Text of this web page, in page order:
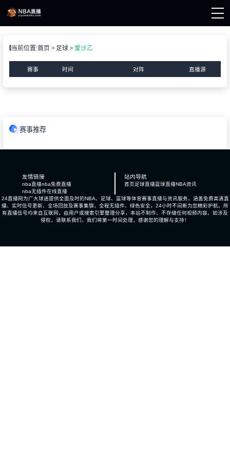
播
讯
当前位置:首页 足球 爱沙乙
赛事 时间 对阵 直播源
赛事推荐
友情链接
nba直播nba免费直播
nba无插件在线直播
站内导航
首页足球直播篮球直播NBA资讯
24直播网为广大球迷提供全面及时的NBA、足球、篮球等体育赛事直播与资讯服务，涵盖免费高清直
播、实时信号更新、全场回放及赛事集锦，全程无插件、绿色安全，24小时不间断为您精彩护航。所
有直播信号均来自互联网，由用户或搜索引擎整理分享，本站不制作、不存储任何视频内容。如涉及
侵权，请联系我们，我们将第一时间处理，感谢您的理解与支持！